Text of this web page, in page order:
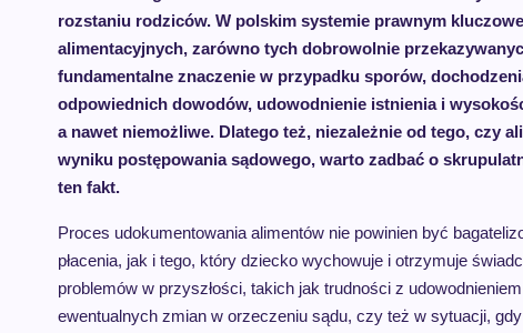
rozstaniu rodziców. W polskim systemie prawnym
alimentacyjnych, zarówno tych dobrowolnie
fundamentalne znaczenie w przypadku sporów,
odpowiednich dowodów, udowodnienie istnienia i
a nawet niemożliwe. Dlatego też, niezależnie od tego, czy
wyniku postępowania sądowego, warto zadbać o
ten fakt.
Proces udokumentowania alimentów nie powinien być
płacenia, jak i tego, który dziecko wychowuje i otrzymuje
problemów w przyszłości, takich jak trudności z
ewentualnych zmian w orzeczeniu sądu, czy też w sytuacji,